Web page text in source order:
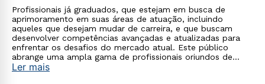
Profissionais já graduados, que estejam em busca de
aprimoramento em suas áreas de atuação, incluindo
aqueles que desejam mudar de carreira, e que buscam
desenvolver competências avançadas e atualizadas para
enfrentar os desafios do mercado atual. Este público
abrange uma ampla gama de profissionais oriundos de
diversas áreas, como tecnologia, saúde, empresarial,
Ler mais